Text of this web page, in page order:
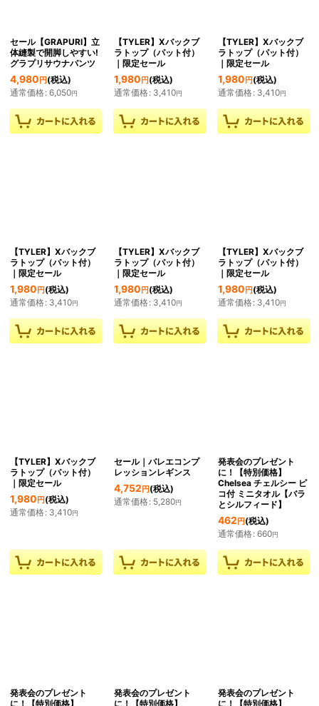
セール【GRAPURI】立
体縫製で開脚しやすい!
グラプリサウナパンツ
4,980 円 (税込)
通常価格: 6,050円
【TYLER】Xバックブ
ラトップ（パット付）
｜限定セール
1,980 円(税込)
通常価格: 3,410円
【TYLER】Xバックブ
ラトップ（パット付）
｜限定セール
1,980 円(税込)
通常価格: 3,410円
【TYLER】Xバックブ
ラトップ（パット付）
｜限定セール
1,980 円 (税込)
通常価格: 3,410円
【TYLER】Xバックブ
ラトップ（パット付）
｜限定セール
1,980 円(税込)
通常価格: 3,410円
【TYLER】Xバックブ
ラトップ（パット付）
｜限定セール
1,980 円(税込)
通常価格: 3,410円
【TYLER】Xバックブ
ラトップ（パット付）
｜限定セール
1,980 円 (税込)
通常価格: 3,410円
セール｜バレエコンプ
レッションレギンス
4,752 円(税込)
通常価格: 5,280円
発表会のプレゼント
に！【特別価格】
Chelsea チェルシー ピ
コ付 ミニタオル【バラ
とシルフィード】
462 円(税込)
通常価格: 660円
発表会のプレゼント
に！【特別価格】
発表会のプレゼント
に！【特別価格】
発表会のプレゼント
に！【特別価格】